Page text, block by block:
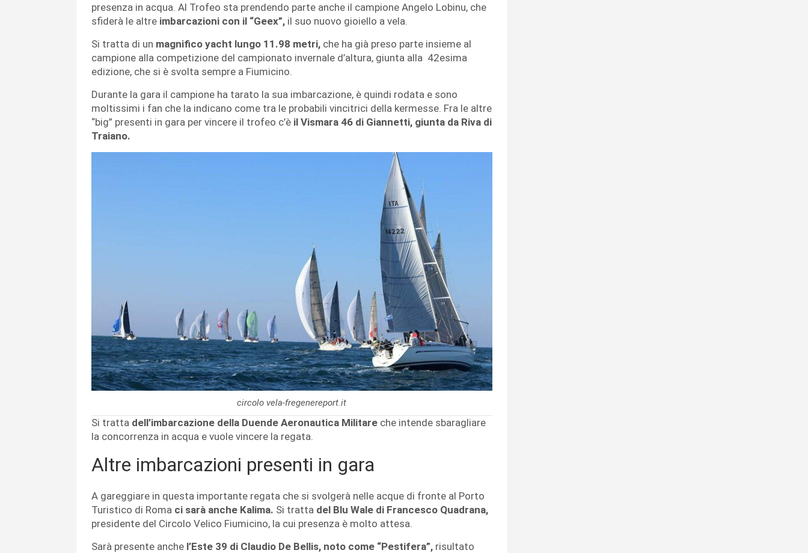
presenza in acqua. Al Trofeo sta prendendo parte anche il campione Angelo Lobinu, che
sfiderà le altre imbarcazioni con il “Geex”, il suo nuovo gioiello a vela.
Si tratta di un magnifico yacht lungo 11.98 metri, che ha già preso parte insieme al
campione alla competizione del campionato invernale d’altura, giunta alla 42esima
edizione, che si è svolta sempre a Fiumicino.
Durante la gara il campione ha tarato la sua imbarcazione, è quindi rodata e sono
moltissimi i fan che la indicano come tra le probabili vincitrici della kermesse. Fra le altre
“big” presenti in gara per vincere il trofeo c’è il Vismara 46 di Giannetti, giunta da Riva di
Traiano.
circolo vela-fregenereport.it
Si tratta dell’imbarcazione della Duende Aeronautica Militare che intende sbaragliare
la concorrenza in acqua e vuole vincere la regata.
Altre imbarcazioni presenti in gara
A gareggiare in questa importante regata che si svolgerà nelle acque di fronte al Porto
Turistico di Roma ci sarà anche Kalima. Si tratta del Blu Wale di Francesco Quadrana,
presidente del Circolo Velico Fiumicino, la cui presenza è molto attesa.
Sarà presente anche l’Este 39 di Claudio De Bellis, noto come “Pestifera”, risultato